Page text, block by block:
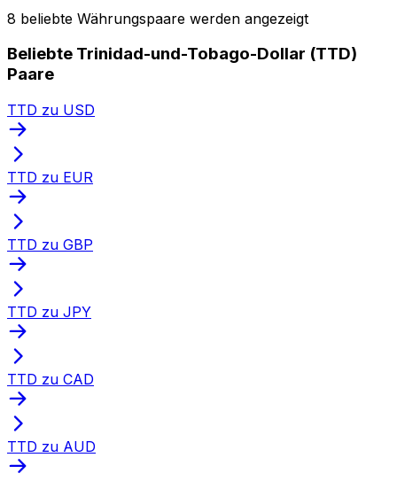
8 beliebte Währungspaare werden angezeigt
Beliebte Trinidad-und-Tobago-Dollar (TTD)
Paare
TTD zu USD
TTD zu EUR
TTD zu GBP
TTD zu JPY
TTD zu CAD
TTD zu AUD